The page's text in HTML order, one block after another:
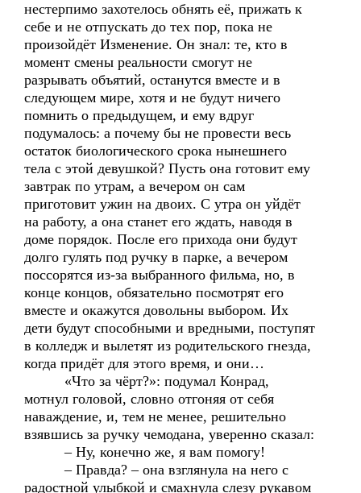
нестерпимо захотелось обнять её, прижать к
себе и не отпускать до тех пор, пока не
произойдёт Изменение. Он знал: те, кто в
момент смены реальности смогут не
разрывать объятий, останутся вместе и в
следующем мире, хотя и не будут ничего
помнить о предыдущем, и ему вдруг
подумалось: а почему бы не провести весь
остаток биологического срока нынешнего
тела с этой девушкой? Пусть она готовит ему
завтрак по утрам, а вечером он сам
приготовит ужин на двоих. С утра он уйдёт
на работу, а она станет его ждать, наводя в
доме порядок. После его прихода они будут
долго гулять под ручку в парке, а вечером
поссорятся из-за выбранного фильма, но, в
конце концов, обязательно посмотрят его
вместе и окажутся довольны выбором. Их
дети будут способными и вредными, поступят
в колледж и вылетят из родительского гнезда,
когда придёт для этого время, и они…
«Что за чёрт?»: подумал Конрад,
мотнул головой, словно отгоняя от себя
наваждение, и, тем не менее, решительно
взявшись за ручку чемодана, уверенно сказал:
– Ну, конечно же, я вам помогу!
– Правда? – она взглянула на него с
радостной улыбкой и смахнула слезу рукавом